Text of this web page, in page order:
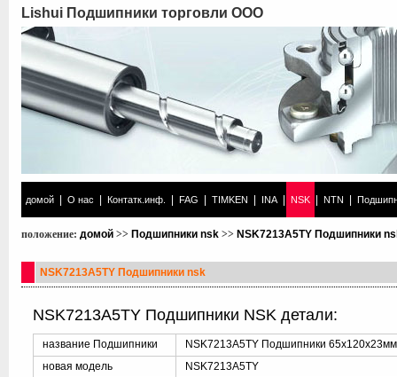
Lishui Подшипники торговли ООО
домой О нас Контатк.инф. FAG TIMKEN INA NSK NTN
положение: домой >> Подшипники nsk >> NSK7213A5TY Подшипники
NSK7213A5TY Подшипники nsk
NSK7213A5TY Подшипники NSK детали:
название Подшипники
NSK7213A5TY Подшипники 65x120x23мм
новая модель
NSK7213A5TY